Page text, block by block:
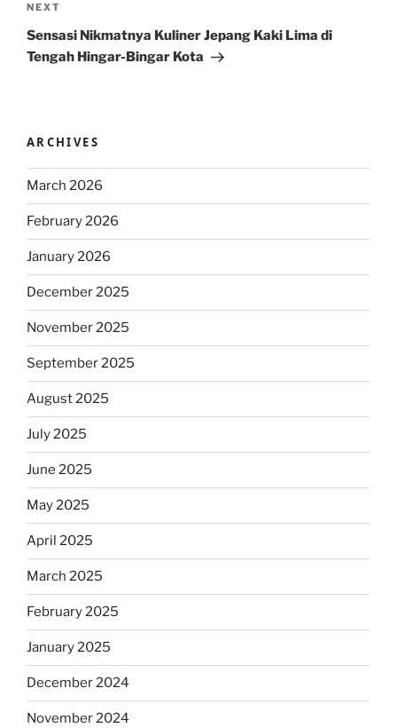
Next
Post
NEXT
Sensasi Nikmatnya Kuliner Jepang Kaki Lima di
Tengah Hingar-Bingar Kota
ARCHIVES
March 2026
February 2026
January 2026
December 2025
November 2025
September 2025
August 2025
July 2025
June 2025
May 2025
April 2025
March 2025
February 2025
January 2025
December 2024
November 2024